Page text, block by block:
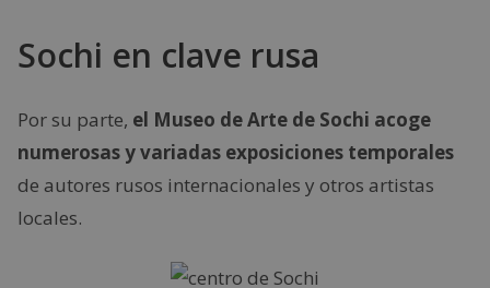
Sochi en clave rusa
Por su parte, el Museo de Arte de Sochi acoge
numerosas y variadas exposiciones temporales
de autores rusos internacionales y otros artistas
locales.